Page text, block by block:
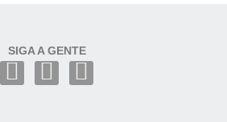
SIGA A GENTE